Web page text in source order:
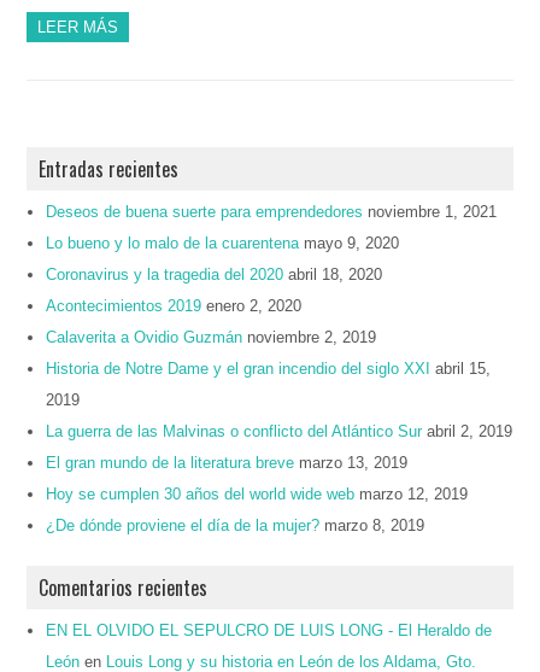
LEER MÁS
Entradas recientes
Deseos de buena suerte para emprendedores noviembre 1, 2021
Lo bueno y lo malo de la cuarentena mayo 9, 2020
Coronavirus y la tragedia del 2020 abril 18, 2020
Acontecimientos 2019 enero 2, 2020
Calaverita a Ovidio Guzmán noviembre 2, 2019
Historia de Notre Dame y el gran incendio del siglo XXI
abril 15,
2019
La guerra de las Malvinas o conflicto del Atlántico Sur abril 2, 2019
El gran mundo de la literatura breve marzo 13, 2019
Hoy se cumplen 30 años del world wide web marzo 12, 2019
¿De dónde proviene el día de la mujer? marzo 8, 2019
Comentarios recientes
EN EL OLVIDO EL SEPULCRO DE LUIS LONG - El Heraldo de
León en
Louis Long y su historia en León de los Aldama, Gto.